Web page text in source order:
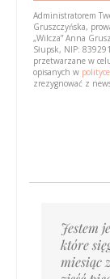
Loading…
Administratorem
Gruszczyńska,
„Wilcza” Anna
Słupsk, NIP:
przetwarzane w
opisanych w
zrezygnować z
Jestem
które
miesiąc
Piszę
mnie
ale ja
Byłaś
której
'Cześć,
Gdyby
miałam
moje
i
słuchaj
Ponad
na twój
mi
Nie
z
takie
Trzy
do
o